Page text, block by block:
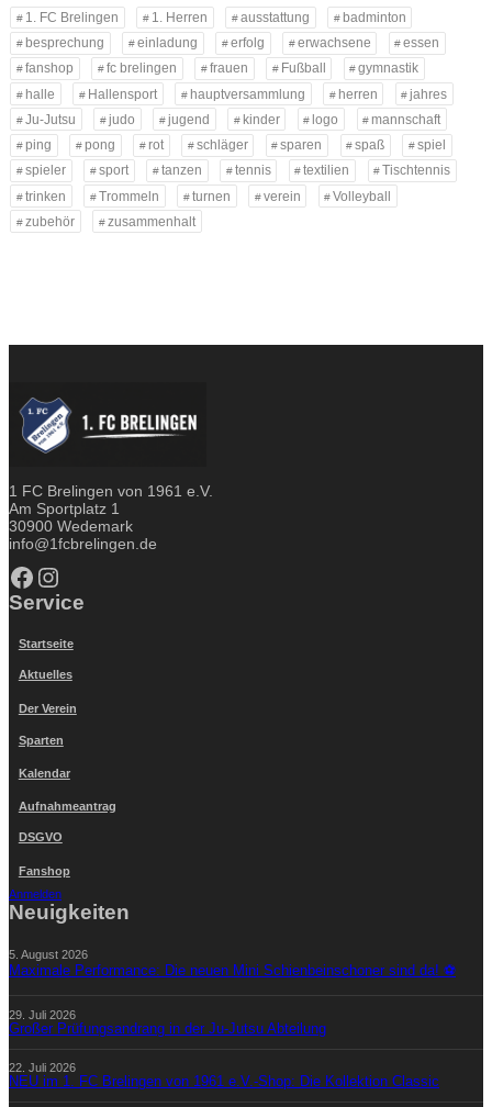
1. FC Brelingen 1. Herren ausstattung
badminton
besprechung
einladung erfolg erwachsene
essen
fanshop
fc brelingen frauen Fußball
gymnastik
halle
Hallensport hauptversammlung herren
jahres
Ju-Jutsu
judo jugend kinder logo
mannschaft
ping
pong rot schläger sparen spaß
spiel
spieler
sport tanzen tennis textilien
Tischtennis
trinken
Trommeln turnen verein
Volleyball
zubehör
zusammenhalt
1 FC Brelingen von 1961 e.V.
Am Sportplatz 1
30900 Wedemark
info@1fcbrelingen.de
Facebook Instagram
Service
Startseite
Aktuelles
Der Verein
Sparten
Kalendar
Aufnahmeantrag
DSGVO
Fanshop
Anmelden
Neuigkeiten
5. August 2026
Maximale Performance: Die neuen Mini Schienbeinschoner sind da! ⚽
29. Juli 2026
Großer Prüfungsandrang in der Ju-Jutsu Abteilung
22. Juli 2026
NEU im 1. FC Brelingen von 1961 e.V.-Shop: Die Kollektion Classic